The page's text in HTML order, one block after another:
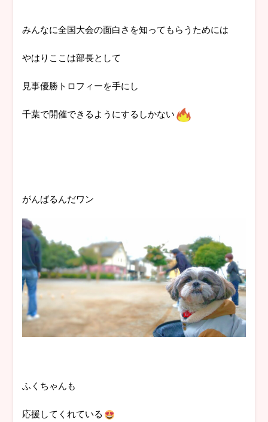
みんなに全国大会の面白さを知ってもらうためには
やはりここは部長として
見事優勝トロフィーを手にし
千葉で開催できるようにするしかない
がんばるんだワン
ふくちゃんも
応援してくれている